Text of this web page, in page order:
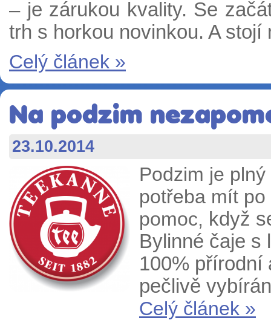
– je zárukou kvality. Se
trh s horkou novinkou. A
Celý článek »
Na podzim
23.10.2014
Podzim je
potřeba mít
pomoc, když
Bylinné čaje s
100% přírodní
pečlivě
Celý článek »